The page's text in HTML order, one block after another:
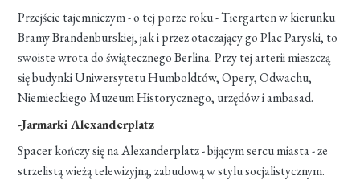
Przejście tajemniczym - o tej porze roku - Tiergarten w kierunku
Bramy Brandenburskiej, jak i przez otaczający go Plac Paryski, to
swoiste wrota do świątecznego Berlina. Przy tej arterii mieszczą
się budynki Uniwersytetu Humboldtów, Opery, Odwachu,
Niemieckiego Muzeum Historycznego, urzędów i ambasad.
-Jarmarki Alexanderplatz
Spacer kończy się na Alexanderplatz - bijącym sercu miasta - ze
strzelistą wieżą telewizyjną, zabudową w stylu socjalistycznym.